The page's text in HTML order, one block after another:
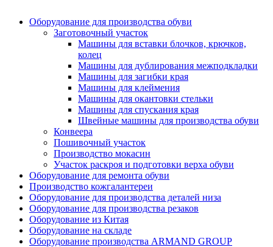
Оборудование для производства обуви
Заготовочный участок
Машины для вставки блочков, крючков,
колец
Машины для дублирования межподкладки
Машины для загибки края
Машины для клеймения
Машины для окантовки стельки
Машины для спускания края
Швейные машины для производства обуви
Конвеера
Пошивочный участок
Производство мокасин
Участок раскроя и подготовки верха обуви
Оборудование для ремонта обуви
Производство кожгалантереи
Оборудование для производства деталей низа
Оборудование для производства резаков
Оборудование из Китая
Оборудование на складе
Оборудование производства ARMAND GROUP